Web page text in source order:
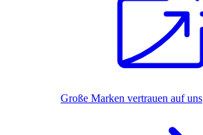
Große Marken vertrauen auf uns